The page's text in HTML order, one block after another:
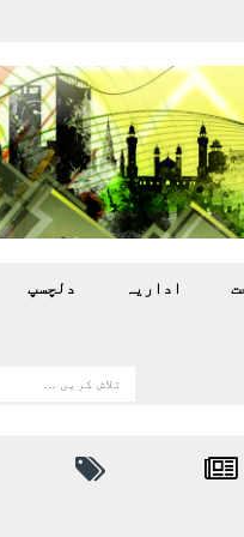
اداريہ دلچسپ